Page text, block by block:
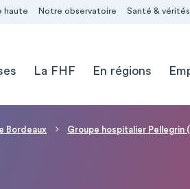
haute Notre observatoire Santé & vérités
La FHF En régions
Bordeaux Groupe hospitalier Pellegrin